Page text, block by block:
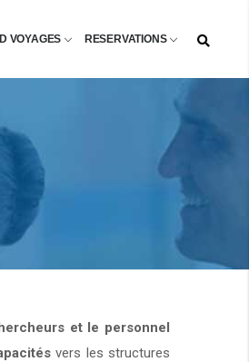
VOYAGES RESERVATIONS
et le personnel
vers les structures